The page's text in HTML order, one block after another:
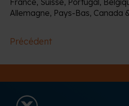
France, Suisse, Portugal,
Allemagne, Pays-Bas, Canada
Précédent